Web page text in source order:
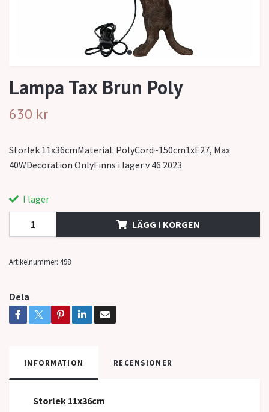
Lampa Tax Brun Poly
630 kr
Storlek 11x36cmMaterial: PolyCord~150cm1xE27, Max
40WDecoration OnlyFinns i lager v 46 2023
I lager
LÄGG I KORGEN
Artikelnummer: 498
Dela
INFORMATION RECENSIONER
Storlek 11x36cm